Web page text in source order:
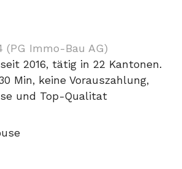
(PG Immo-Bau AG)
2016, tätig in 22 Kantonen.
Min, keine Vorauszahlung,
und Top-Qualitat